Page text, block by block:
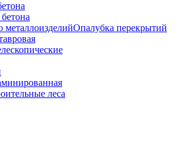
Опалубка перекрытий
леса